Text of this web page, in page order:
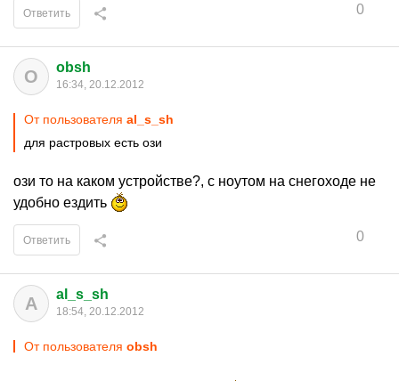
0
Ответить
O obsh
16:34, 20.12.2012
От пользователя al_s_sh
для растровых есть ози
ози то на каком устройстве?, с ноутом на снегоходе не
удобно ездить
0
Ответить
A al_s_sh
18:54, 20.12.2012
От пользователя obsh